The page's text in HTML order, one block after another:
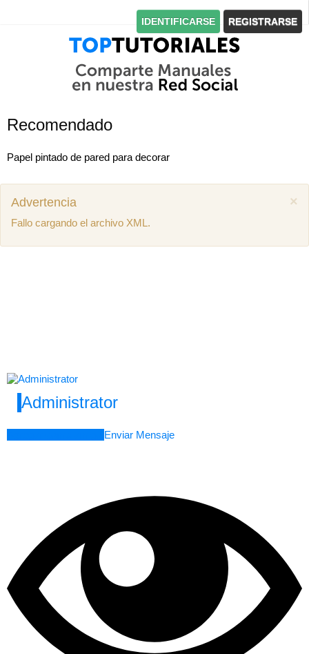
IDENTIFICARSE REGISTRARSE
Recomendado
Papel pintado de pared para decorar
×
Advertencia
Fallo cargando el archivo XML.
Administrator
Enviar Mensaje